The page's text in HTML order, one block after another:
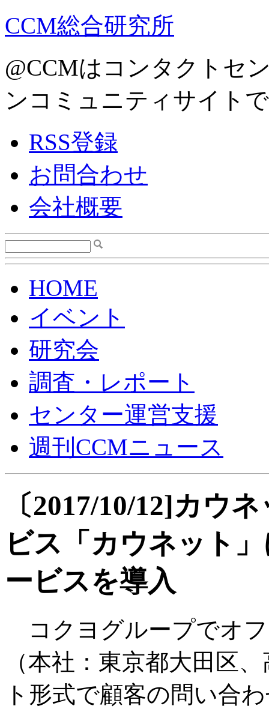
CCM総合研究所
@CCMはコンタクトセ
ンコミュニティサイト
RSS登録
お問合わせ
会社概要
HOME
イベント
研究会
調査・レポート
センター運営支援
週刊CCMニュース
〔2017/10/12]カウ
ビス「カウネット
ービスを導入
コクヨグループでオ
（本社：東京都大田区
ト形式で顧客の問い合